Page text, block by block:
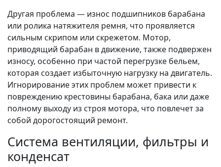
Другая проблема — износ подшипников барабана
или ролика натяжителя ремня, что проявляется
сильным скрипом или скрежетом. Мотор,
приводящий барабан в движение, также подвержен
износу, особенно при частой перегрузке бельем,
которая создает избыточную нагрузку на двигатель.
Игнорирование этих проблем может привести к
повреждению крестовины барабана, бака или даже
полному выходу из строя мотора, что повлечет за
собой дорогостоящий ремонт.
Система вентиляции, фильтры и
конденсат